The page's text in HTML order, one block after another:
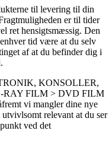
til levering til din
er til tider
ret hensigtsmæssig. Den
tid være at du selv
af at du befinder dig i
KONSOLLER,
RAY FILM > DVD FILM
vi mangler dine nye
relevant at du ser
ved det